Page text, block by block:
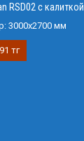
RSD02 с калиткой
3000х2700 мм
тг